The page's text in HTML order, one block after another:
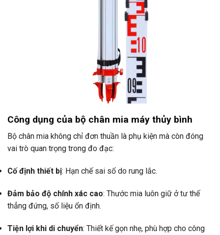
Công dụng của bộ chân mia máy thủy bình
Bộ chân mia không chỉ đơn thuần là phụ kiện mà còn đóng
vai trò quan trọng trong đo đạc:
Cố định thiết bị: Hạn chế sai số do rung lắc.
Đảm bảo độ chính xác cao: Thước mia luôn giữ ở tư thế
thẳng đứng, số liệu ổn định.
Tiện lợi khi di chuyển: Thiết kế gọn nhẹ, phù hợp cho công